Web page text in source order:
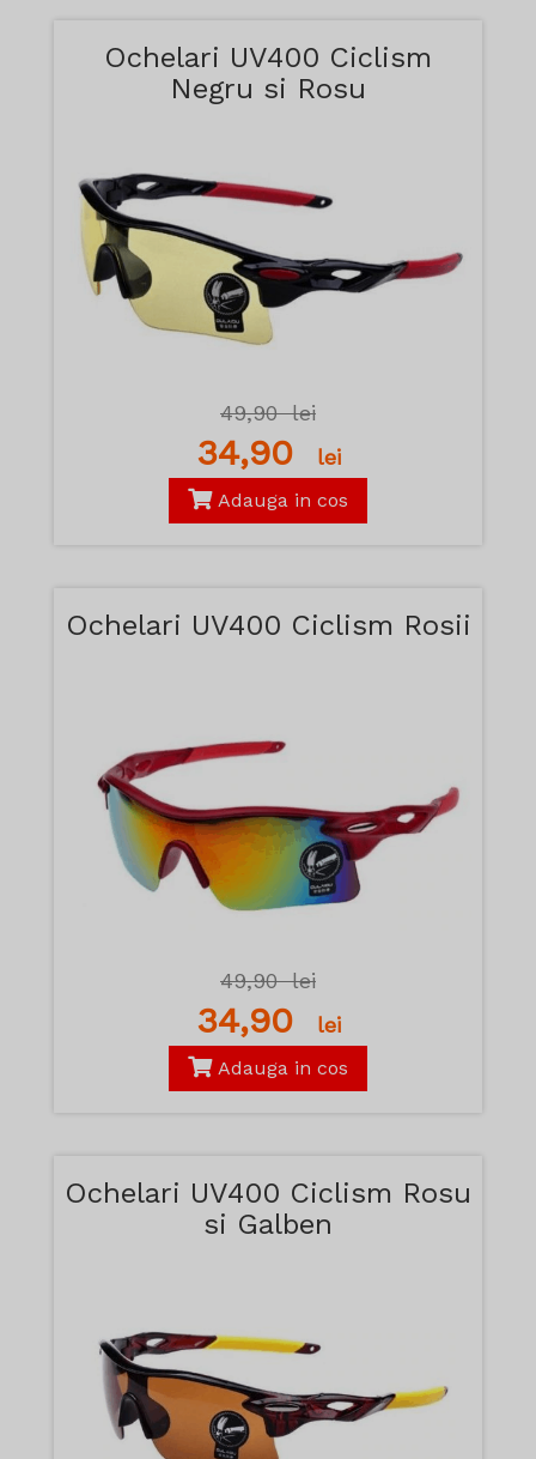
Ochelari UV400 Ciclism
Negru si Rosu
49,90lei
34,90 lei
Adauga in cos
Ochelari UV400 Ciclism Rosii
49,90lei
34,90 lei
Adauga in cos
Ochelari UV400 Ciclism Rosu
si Galben